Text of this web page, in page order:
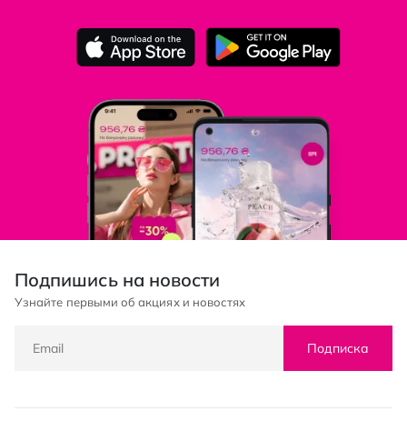
Подпишись на новости
Узнайте первыми об акциях и новостях
Подписка